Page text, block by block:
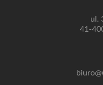
ul.
41-